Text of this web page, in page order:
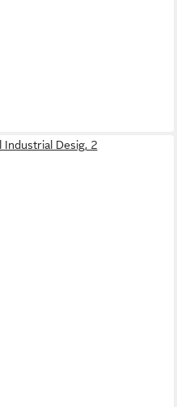
Industrial Desig, 2